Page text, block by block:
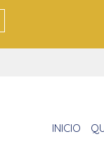
INICIO